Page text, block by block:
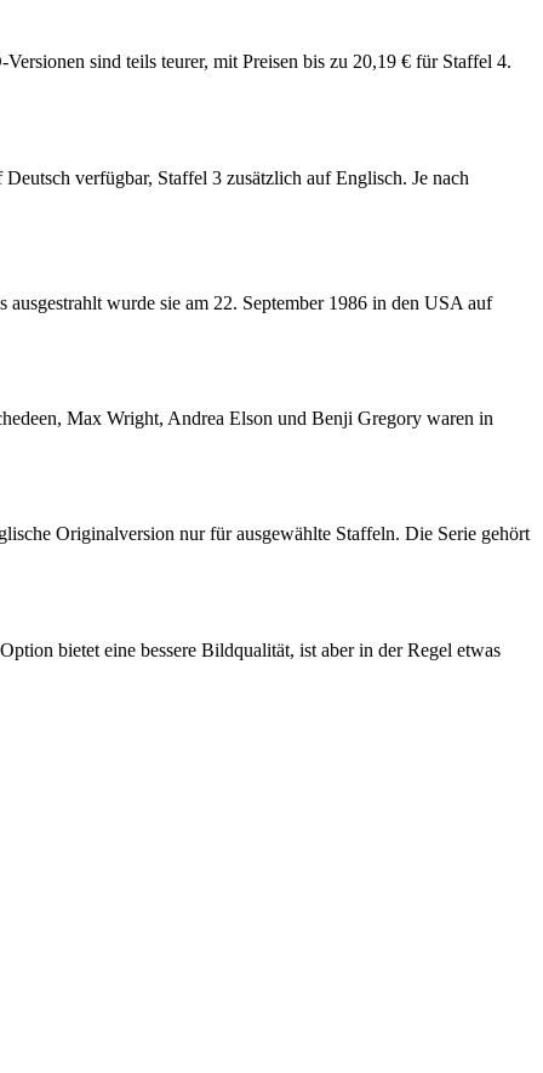
sind teils teurer, mit Preisen bis zu 20,19 € für Staffel 4.
verfügbar, Staffel 3 zusätzlich auf Englisch. Je nach
wurde sie am 22. September 1986 in den USA auf
Max Wright, Andrea Elson und Benji Gregory waren in
Originalversion nur für ausgewählte Staffeln. Die Serie gehört
bietet eine bessere Bildqualität, ist aber in der Regel etwas